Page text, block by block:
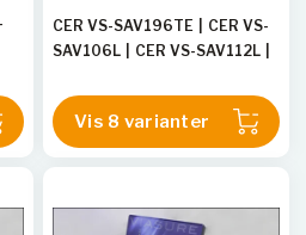
CER VS-SAV196TE
CER VS-
SAV106L
CER VS-SAV112L
SAV196T|CER VS-SAV113L|
CER VS-SAV113H| CER VS-
SAV106H
Vis 8 varianter